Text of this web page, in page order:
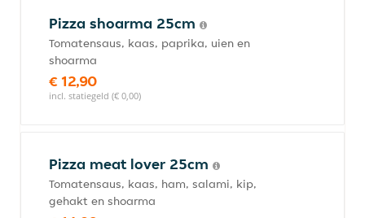
Pizza shoarma 25cm
Tomatensaus, kaas, paprika, uien en
shoarma
€ 12,90
incl. statiegeld (€ 0,00)
Pizza meat lover 25cm
Tomatensaus, kaas, ham, salami, kip,
gehakt en shoarma